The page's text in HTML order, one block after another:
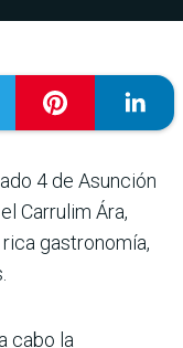
4 de Asunción
Carrulim Ára,
gastronomía,
cabo la